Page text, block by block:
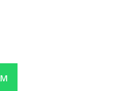
- 5x sauna (fínska, bio,
lehátkami, vírivka, saunový
7x bowlingová dráha*, 4x